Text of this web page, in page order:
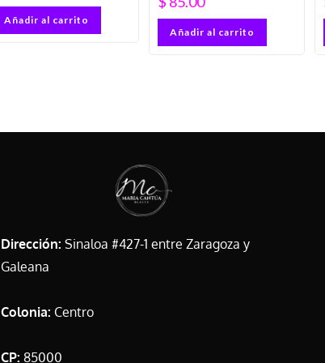
Añadir al carrito
Añadir al carrito
Dirección: Sinaloa #427-1 entre Zaragoza y
Galeana
Colonia: Centro
CP: 85000